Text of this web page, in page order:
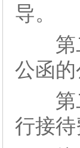
导。
第二
公函
第二
行接